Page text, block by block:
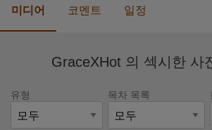
미디어 코멘트 일정
GraceXHot 의 섹시한 사
유형 목차 목록